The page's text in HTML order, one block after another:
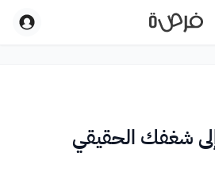
شغفك الحقيقي